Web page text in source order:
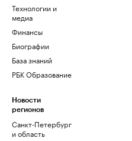
Технологии и
медиа
Финансы
Биографии
База знаний
РБК Образование
Новости
регионов
Санкт-Петербург
и область